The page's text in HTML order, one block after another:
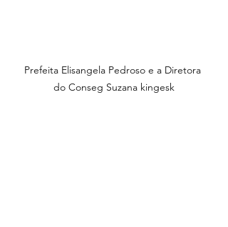
Prefeita Elisangela Pedroso e a Diretora
do Conseg Suzana kingesk